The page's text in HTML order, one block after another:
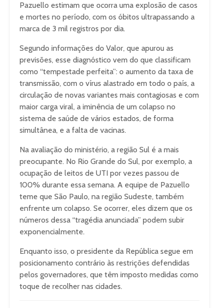
Pazuello estimam que ocorra uma explosão de casos
e mortes no período, com os óbitos ultrapassando a
marca de 3 mil registros por dia.
Segundo informações do Valor, que apurou as
previsões, esse diagnóstico vem do que classificam
como “tempestade perfeita”: o aumento da taxa de
transmissão, com o vírus alastrado em todo o país, a
circulação de novas variantes mais contagiosas e com
maior carga viral, a iminência de um colapso no
sistema de saúde de vários estados, de forma
simultânea, e a falta de vacinas.
Na avaliação do ministério, a região Sul é a mais
preocupante. No Rio Grande do Sul, por exemplo, a
ocupação de leitos de UTI por vezes passou de
100% durante essa semana. A equipe de Pazuello
teme que São Paulo, na região Sudeste, também
enfrente um colapso. Se ocorrer, eles dizem que os
números dessa “tragédia anunciada” podem subir
exponencialmente.
Enquanto isso, o presidente da República segue em
posicionamento contrário às restrições defendidas
pelos governadores, que têm imposto medidas como
toque de recolher nas cidades.